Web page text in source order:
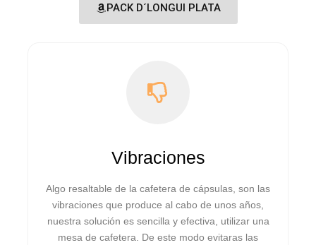
PACK D´LONGUI PLATA
Vibraciones
Algo resaltable de la cafetera de cápsulas, son las
vibraciones que produce al cabo de unos años,
nuestra solución es sencilla y efectiva, utilizar una
mesa de cafetera. De este modo evitaras las